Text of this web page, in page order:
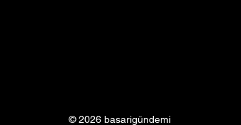
© 2026 basarigündemi